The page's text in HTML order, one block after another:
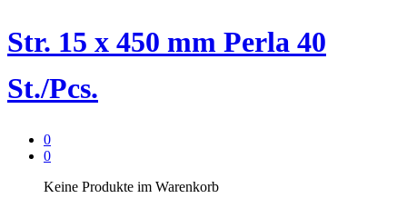
Str. 15 x 450 mm Perla 40
St./Pcs.
0
0
Keine Produkte im Warenkorb